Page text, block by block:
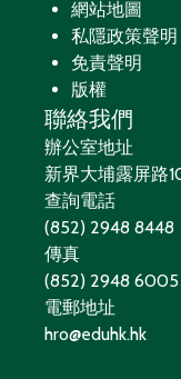
網站地圖
私隱政策聲明
免責聲明
版權
聯絡我們
辦公室地址
新界大埔露屏路
查詢電話
(852) 2948 8448
傳真
(852) 2948 6005
電郵地址
hro@eduhk.hk